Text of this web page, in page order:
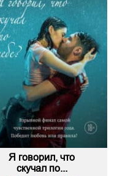
Я говорил, что
скучал по...